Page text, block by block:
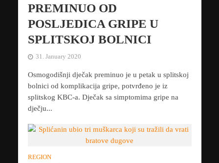
PREMINUO OD
POSLJEDICA GRIPE U
SPLITSKOJ BOLNICI
31. January 2020
Osmogodišnji dječak preminuo je u petak u splitskoj
bolnici od komplikacija gripe, potvrđeno je iz
splitskog KBC-a. Dječak sa simptomima gripe na
dječju...
REGION